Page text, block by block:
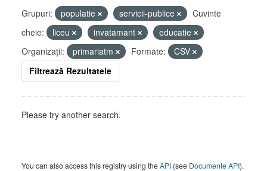
Grupuri: populatie servicii-publice
Cuvinte
cheie:
liceu invatamant
educatie
Organizații:
primariatm Formate:
CSV
Filtrează Rezultatele
Please try another search.
You can also access this registry using theAPI (see Documente API).